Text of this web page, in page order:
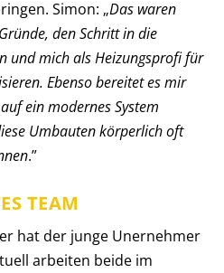
Simon: „Das waren
den Schritt in die
und mich als Heizungsprofi für
Ebenso bereitet es mir
ein modernes System
Umbauten körperlich oft
.”
TEAM
hat der junge Unernehmer
arbeiten beide im